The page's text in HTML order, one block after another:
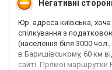
Негативні
Юр. адреса київська,
спілкування з
(населення біля 3000
в Баришівському, 60 км
сайті. Прямої маршрутки